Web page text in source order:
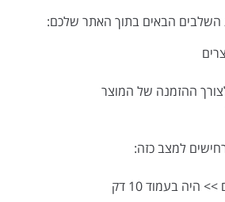
הבאים בתוך האתר שלכם:
ההזמנה של המוצר
למצב כזה:
היה בעמוד 10 דק